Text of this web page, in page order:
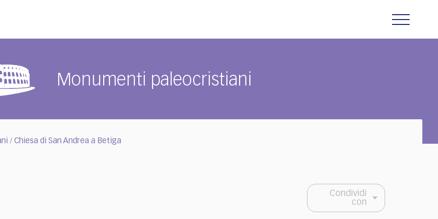
Monumenti paleocristiani
/ Chiesa di San Andrea a Betiga
Condividi
con